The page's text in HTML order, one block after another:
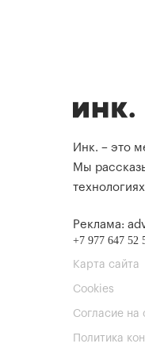
Инк. – это
Мы
Реклама:
+7 977 647 52
Карта сайта
Cookies
Согласие на
Политика